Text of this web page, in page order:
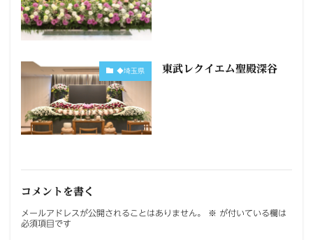
◆埼玉県 東武レクイエム聖殿深谷
コメントを書く
メールアドレスが公開されることはありません。 ※ が付いている欄は
必須項目です